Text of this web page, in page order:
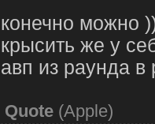
конечно можно
крысить же у
авп из раунда в
Quote(Apple)